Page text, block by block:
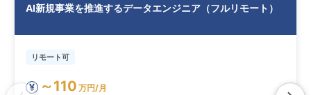
AI新規事業を推進するデータエンジニア（フルリモート）
リモート可
¥ ～110 万円/月